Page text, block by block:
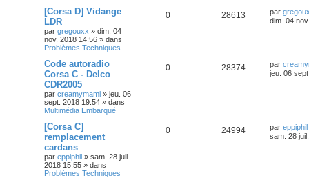
[Corsa D] Vidange
LDR
par gregouxx » dim. 04
nov. 2018 14:56 » dans
Problèmes Techniques
0 28613 par
dim. 04
Code autoradio
Corsa C - Delco
CDR2005
par creamymami » jeu. 06
sept. 2018 19:54 » dans
Multimédia Embarqué
0 28374 par
jeu. 06
[Corsa C]
remplacement
cardans
par eppiphil » sam. 28 juil.
2018 15:55 » dans
Problèmes Techniques
0 24994 par eppiphil
sam. 28